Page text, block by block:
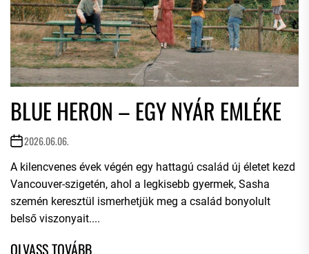
BLUE HERON – EGY NYÁR EMLÉKE
2026.06.06.
A kilencvenes évek végén egy hattagú család új életet kezd
Vancouver-szigetén, ahol a legkisebb gyermek, Sasha
szemén keresztül ismerhetjük meg a család bonyolult
belső viszonyait....